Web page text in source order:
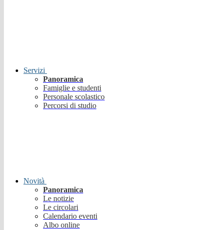
Servizi
Panoramica
Famiglie e studenti
Personale scolastico
Percorsi di studio
Novità
Panoramica
Le notizie
Le circolari
Calendario eventi
Albo online